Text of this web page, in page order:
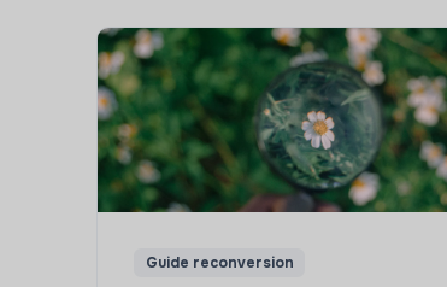
Guide reconversion